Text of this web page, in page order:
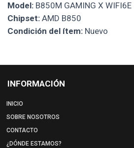
Model: B850M GAMING X WIFI6E
Chipset: AMD B850
Condición del ítem: Nuevo
INFORMACIÓN
INICIO
SOBRE NOSOTROS
CONTACTO
¿DÓNDE ESTAMOS?